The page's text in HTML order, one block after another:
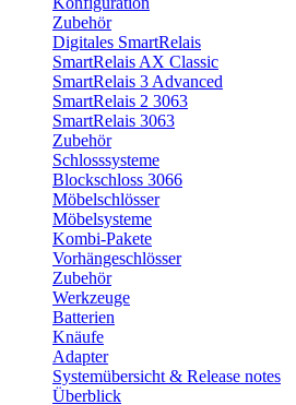
Zubehör
Digitales SmartRelais
SmartRelais AX Classic
SmartRelais 3 Advanced
SmartRelais 2 3063
SmartRelais 3063
Zubehör
Schlosssysteme
Blockschloss 3066
Möbelschlösser
Möbelsysteme
Kombi-Pakete
Vorhängeschlösser
Zubehör
Werkzeuge
Batterien
Knäufe
Adapter
Systemübersicht & Release notes
Überblick